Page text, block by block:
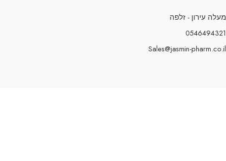
מעלה עירון - זלפה
0546494321
Sales@jasmin-pharm.co.il